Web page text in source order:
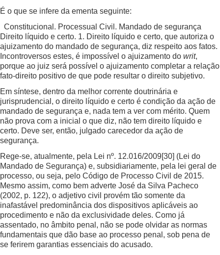
É o que se infere da ementa seguinte:
Constitucional. Processual Civil. Mandado de segurança
Direito líquido e certo. 1. Direito líquido e certo, que autoriza o
ajuizamento do mandado de segurança, diz respeito aos fatos.
Incontroversos estes, é impossível o ajuizamento do writ,
porque ao juiz será possível o ajuizamento completar a relação
fato-direito positivo de que pode resultar o direito subjetivo.
Em síntese, dentro da melhor corrente doutrinária e
jurisprudencial, o direito líquido e certo é condição da ação de
mandado de segurança e, nada tem a ver com mérito. Quem
não prova com a inicial o que diz, não tem direito líquido e
certo. Deve ser, então, julgado carecedor da ação de
segurança.
Rege-se, atualmente, pela Lei nº. 12.016/2009[30] (Lei do
Mandado de Segurança) e, subsidiariamente, pela lei geral de
processo, ou seja, pelo Código de Processo Civil de 2015.
Mesmo assim, como bem adverte José da Silva Pacheco
(2002, p. 122), o adjetivo civil provém tão somente da
inafastável predominância dos dispositivos aplicáveis ao
procedimento e não da exclusividade deles. Como já
assentado, no âmbito penal, não se pode olvidar as normas
fundamentais que dão base ao processo penal, sob pena de
se ferirem garantias essenciais do acusado.